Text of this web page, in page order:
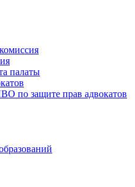
палаты
по защите прав адвокатов